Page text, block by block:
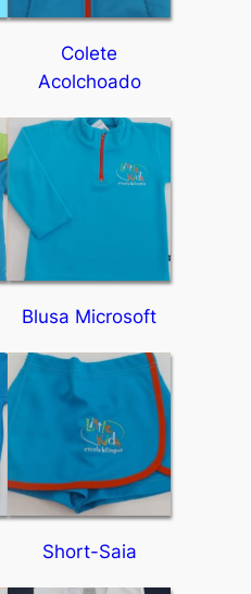
Colete
Acolchoado
Blusa Microsoft
Short-Saia